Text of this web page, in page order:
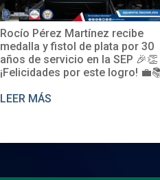
Rocío Pérez Martínez recibe
medalla y fistol de plata por 30
años de servicio en la SEP 🎉👏
¡Felicidades por este logro!
LEER MÁS